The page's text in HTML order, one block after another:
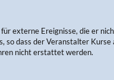
externe Ereignisse, die er
so dass der Veranstalter Kurse
nicht erstattet werden.